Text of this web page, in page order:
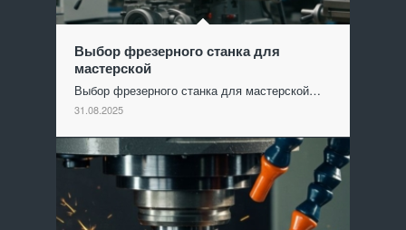
Выбор фрезерного станка для
мастерской
Выбор фрезерного станка для мастерской…
31.08.2025